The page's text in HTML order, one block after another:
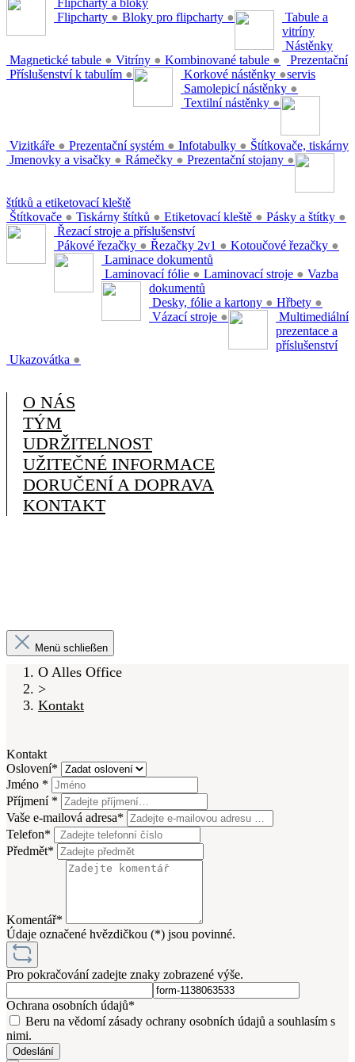
Flipcharty a bloky
Flipcharty ● Bloky pro flipcharty ●
Tabule a
vitríny
Magnetické tabule ● Vitríny ● Kombinované tabule ●
Příslušenství k tabulím ●
Nástěnky
Korkové nástěnky ●
Samolepicí nástěnky ●
Textilní nástěnky ●
Prezentační
servis
Vizitkáře ● Prezentační systém ● Infotabulky ●
Jmenovky a visačky ● Rámečky ● Prezentační stojany ●
Štítkovače, tiskárny
štítků a etiketovací kleště
Štítkovače ● Tiskárny štítků ● Etiketovací kleště ● Pásky a štítky ●
Řezací stroje a příslušenství
Pákové řezačky ● Řezačky 2v1 ● Kotoučové řezačky ●
Laminace dokumentů
Laminovací fólie ● Laminovací stroje ● Vazba
dokumentů
Desky, fólie a kartony ● Hřbety ●
Vázací stroje ●
Multimediální
prezentace a
příslušenství
Ukazovátka ●
O NÁS
TÝM
UDRŽITELNOST
UŽITEČNÉ INFORMACE
DORUČENÍ A DOPRAVA
KONTAKT
Menü schließen
O Alles Office
>
Kontakt
Kontakt
Oslovení*
Jméno *
Příjmení *
Vaše e-mailová adresa*
Telefon*
Předmět*
Komentář*
Údaje označené hvězdičkou (*) jsou povinné.
Pro pokračování zadejte znaky zobrazené výše.
Ochrana osobních údajů*
Beru na vědomí zásady ochrany osobních údajů a souhlasím s
nimi.
Odeslání